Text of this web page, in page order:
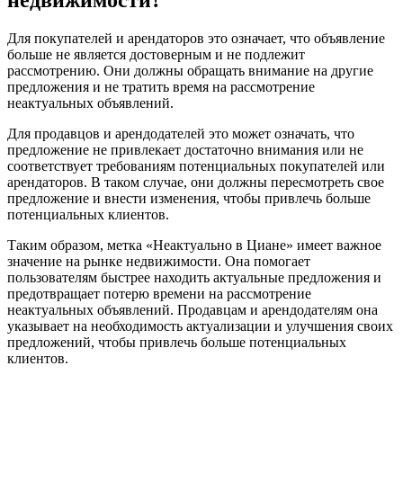
Для покупателей и арендаторов это означает, что объявление
больше не является достоверным и не подлежит
рассмотрению. Они должны обращать внимание на другие
предложения и не тратить время на рассмотрение
неактуальных объявлений.
Для продавцов и арендодателей это может означать, что
предложение не привлекает достаточно внимания или не
соответствует требованиям потенциальных покупателей или
арендаторов. В таком случае, они должны пересмотреть свое
предложение и внести изменения, чтобы привлечь больше
потенциальных клиентов.
Таким образом, метка «Неактуально в Циане» имеет важное
значение на рынке недвижимости. Она помогает
пользователям быстрее находить актуальные предложения и
предотвращает потерю времени на рассмотрение
неактуальных объявлений. Продавцам и арендодателям она
указывает на необходимость актуализации и улучшения своих
предложений, чтобы привлечь больше потенциальных
клиентов.